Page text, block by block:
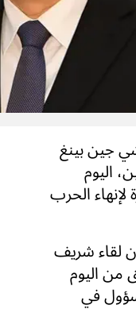
جين بينغ
اليوم
الحرب
لقاء شريف
اليوم
في